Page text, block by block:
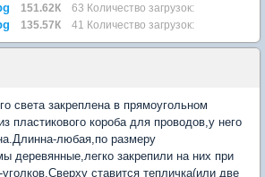
151.62К 63 Количество загрузок:
135.57К 41 Количество загрузок:
света закреплена в прямоугольном
пластикового короба для проводов,у него
любая,по размеру
деревянные,легко закрепили на них при
ставится тепличка(или две